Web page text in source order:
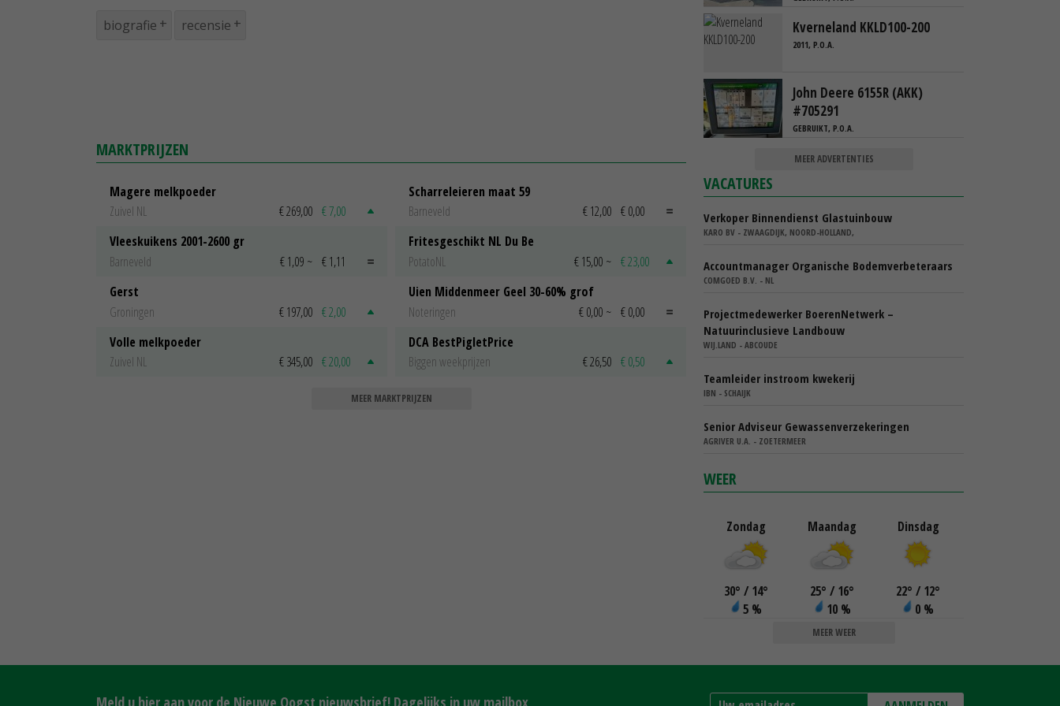
biografie recensie
MARKTPRIJZEN
Magere melkpoeder
Zuivel NL
€ 269,00 € 7,00
Vleeskuikens 2001-2600 gr
Barneveld
€ 1,09 ~ € 1,11
Gerst
Groningen
€ 197,00 € 2,00
Volle melkpoeder
Zuivel NL
€ 345,00 € 20,00
Scharreleieren maat 59
Barneveld
€ 12,00 € 0,00
Fritesgeschikt NL Du Be
PotatoNL
€ 15,00 ~ € 23,00
Uien Middenmeer Geel 30-60% grof
Noteringen
€ 0,00 ~ € 0,00
DCA BestPigletPrice
Biggen weekprijzen
€ 26,50 € 0,50
MEER MARKTPRIJZEN
Kverneland KKLD100-200
2011, P.O.A.
John Deere 6155R (AKK)
#705291
GEBRUIKT, P.O.A.
MEER ADVERTENTIES
VACATURES
Verkoper Binnendienst Glastuinbouw
KARO BV - ZWAAGDIJK, NOORD-HOLLAND,
Accountmanager Organische Bodemverbeteraars
COMGOED B.V. - NL
Projectmedewerker BoerenNetwerk –
Natuurinclusieve Landbouw
WIJ.LAND - ABCOUDE
Teamleider instroom kwekerij
IBN - SCHAIJK
Senior Adviseur Gewassenverzekeringen
AGRIVER U.A. - ZOETERMEER
WEER
Zondag
30° / 14°
5 %
Maandag
25° / 16°
10 %
Dinsdag
22° / 12°
0 %
MEER WEER
Meld u hier aan voor de Nieuwe Oogst nieuwsbrief! Dagelijks in uw mailbox